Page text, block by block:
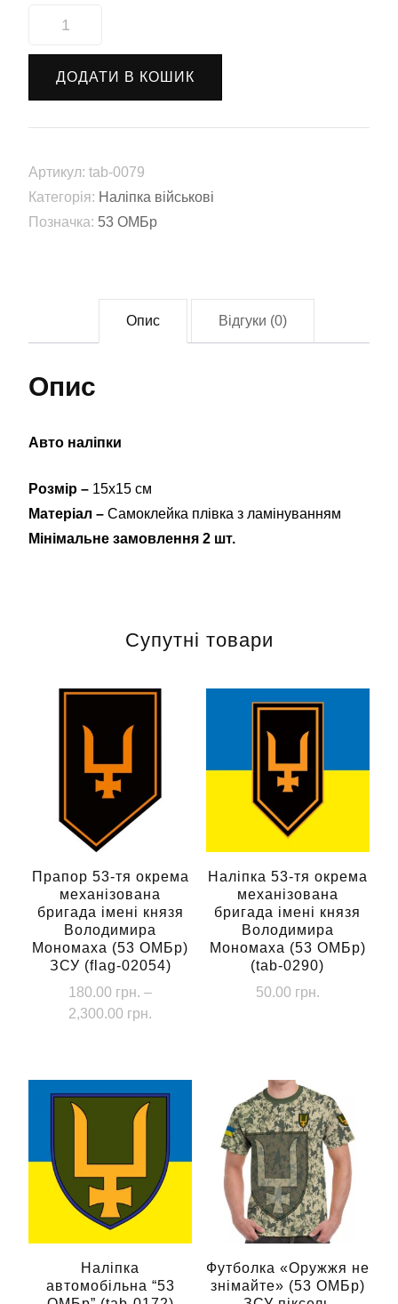
Наліпка
кількість
ДОДАТИ В КОШИК
Артикул: tab-0079
Категорія: Наліпка військові
Позначка: 53 ОМБр
Опис Відгуки (0)
Опис
Авто наліпки
Розмір – 15х15 см
Матеріал – Самоклейка плівка з ламінуванням
Мінімальне замовлення 2 шт.
Супутні товари
Прапор 53-тя окрема
механізована
бригада імені князя
Володимира
Мономаха (53 ОМБр)
ЗСУ (flag-02054)
180.00 грн. –
2,300.00 грн.
180.00 грн.
до
2,300.00 грн.
має
кілька
Параметри
можна
вибрати
на
сторінці
товару
Наліпка 53-тя окрема
механізована
бригада імені князя
Володимира
Мономаха (53 ОМБр)
(tab-0290)
50.00 грн.
Наліпка
автомобільна “53
Футболка «Оружжя не
знімайте» (53 ОМБр)